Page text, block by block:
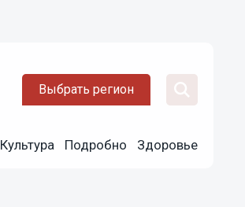
Выбрать регион
Культура Подробно Здоровье